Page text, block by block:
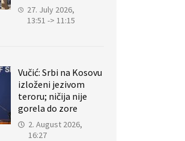
27. July 2026,
13:51 -> 11:15
Vučić: Srbi na Kosovu
izloženi jezivom
teroru; ničija nije
gorela do zore
2. August 2026,
16:27